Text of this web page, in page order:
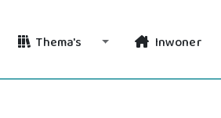
Thema's Toggle Dropdown
Inwoner